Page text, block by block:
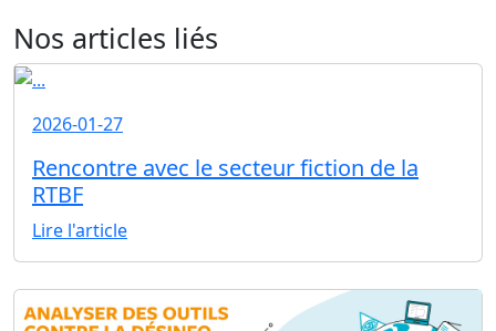
Nos articles liés
2026-01-27
Rencontre avec le secteur fiction de la
RTBF
Lire l'article